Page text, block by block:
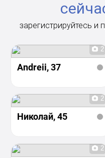
зарегистрируйтесь и
2
Andreii, 37
2
Николай, 45
2